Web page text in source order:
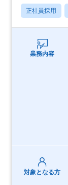
正社員採用
業務内容
対象となる方